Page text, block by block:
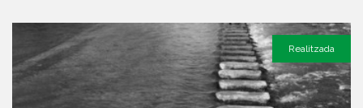
Realitzada